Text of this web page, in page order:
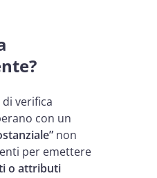
verifica
con un
non
per emettere
o attributi